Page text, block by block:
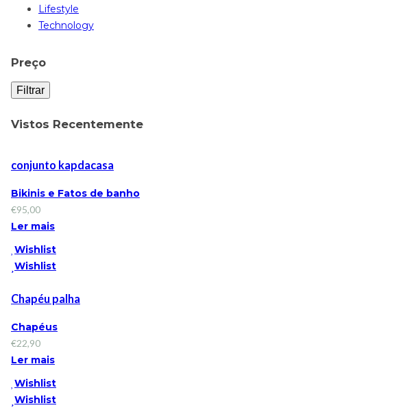
Lifestyle
Technology
Preço
Filtrar
Vistos Recentemente
conjunto kapdacasa
Bikinis e Fatos de banho
€95,00
Ler mais
Wishlist
Wishlist
Chapéu palha
Chapéus
€22,90
Ler mais
Wishlist
Wishlist